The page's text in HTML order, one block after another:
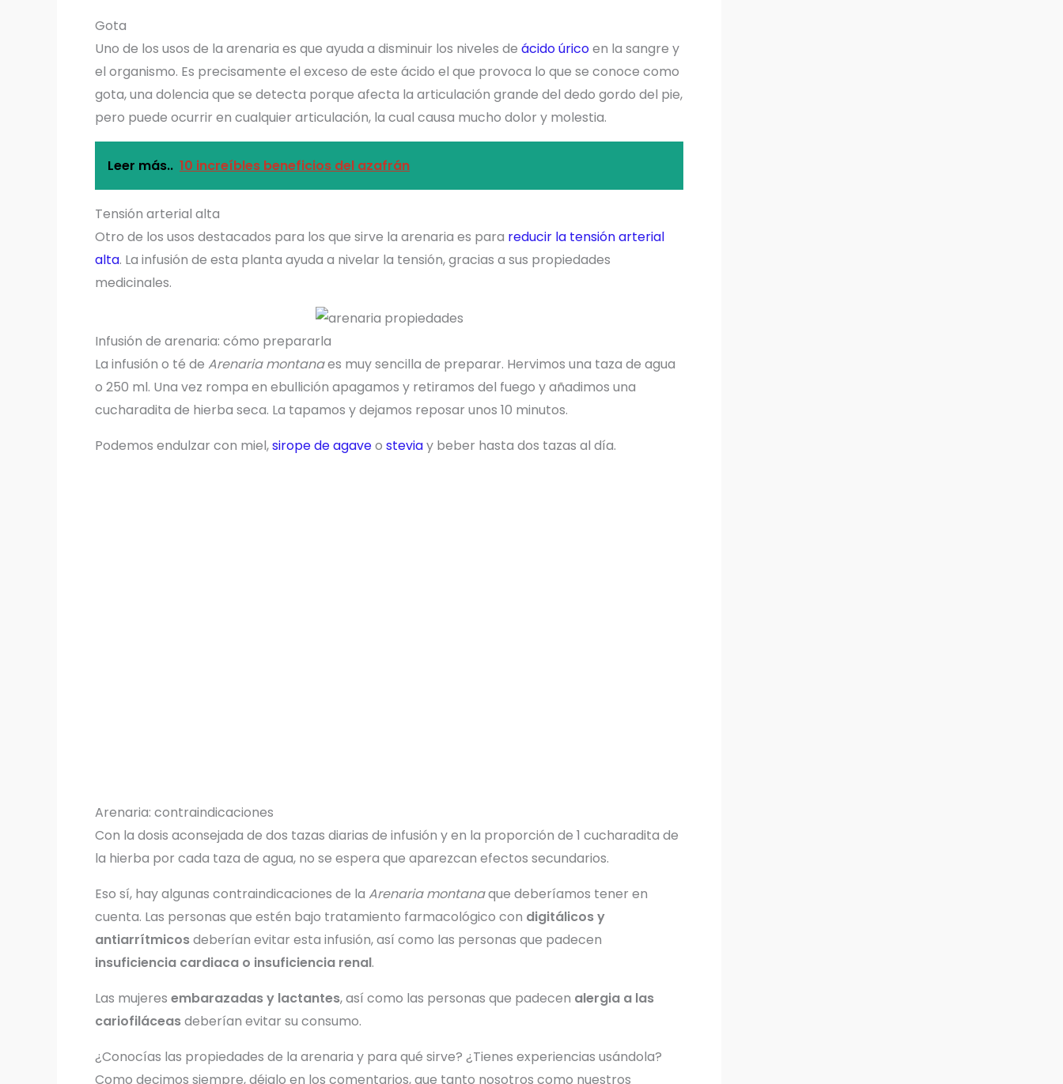
Gota
Uno de los usos de la arenaria es que ayuda a disminuir los niveles de ácido úricoen la sangre y
el organismo. Es precisamente el exceso de este ácido el que provoca lo que se conoce como
gota, una dolencia que se detecta porque afecta la articulación grande del dedo gordo del pie,
pero puede ocurrir en cualquier articulación, la cual causa mucho dolor y molestia.
Leer más.. 10 increíbles beneficios del azafrán
Tensión arterial alta
Otro de los usos destacados para los que sirve la arenaria es para reducir la tensión arterial
alta. La infusión de esta planta ayuda a nivelar la tensión, gracias a sus propiedades
medicinales.
Infusión de arenaria: cómo prepararla
La infusión o té de Arenaria montanaes muy sencilla de preparar. Hervimos una taza de agua
o 250 ml. Una vez rompa en ebullición apagamos y retiramos del fuego y añadimos una
cucharadita de hierba seca. La tapamos y dejamos reposar unos 10 minutos.
Podemos endulzar con miel,sirope de agaveo steviay beber hasta dos tazas al día.
Arenaria: contraindicaciones
Con la dosis aconsejada de dos tazas diarias de infusión y en la proporción de 1 cucharadita de
la hierba por cada taza de agua, no se espera que aparezcan efectos secundarios.
Eso sí, hay algunas contraindicaciones de la Arenaria montanaque deberíamos tener en
cuenta. Las personas que estén bajo tratamiento farmacológico con digitálicos y
antiarrítmicosdeberían evitar esta infusión, así como las personas que padecen
insuficiencia cardiaca o insuficiencia renal.
Las mujeres embarazadas y lactantes, así como las personas que padecen alergia a las
cariofiláceasdeberían evitar su consumo.
¿Conocías las propiedades de la arenaria y para qué sirve? ¿Tienes experiencias usándola?
Como decimos siempre, déjalo en los comentarios, que tanto nosotros como nuestros